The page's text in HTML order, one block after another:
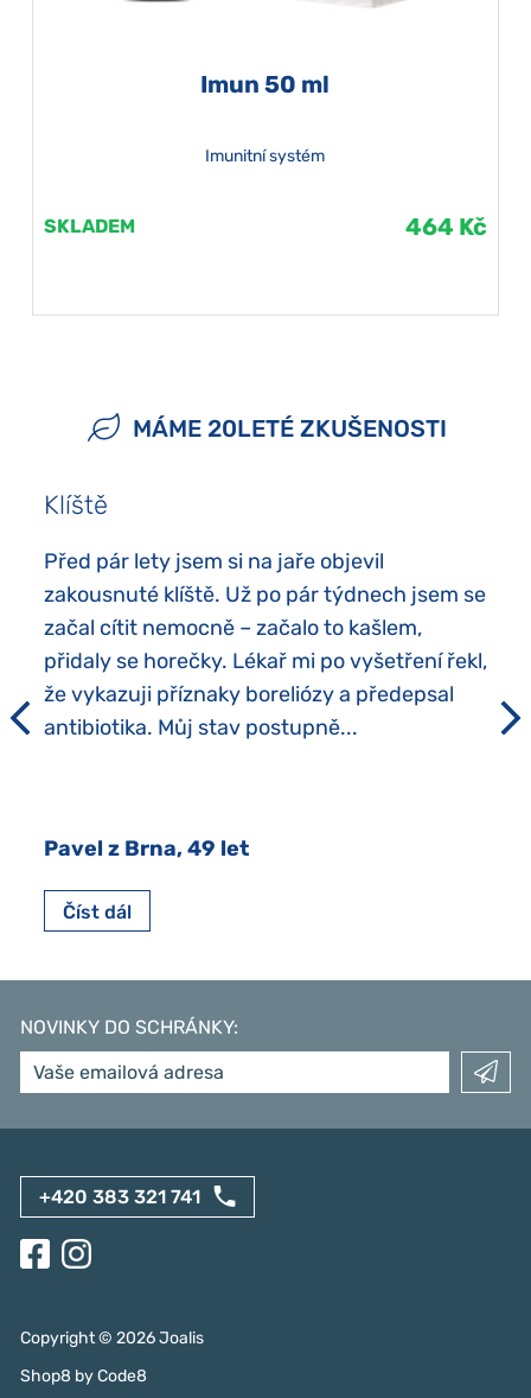
Imun 50 ml
Imunitní systém
SKLADEM 464 Kč
MÁME 20LETÉ ZKUŠENOSTI
Klíště
Před pár lety jsem si na jaře objevil
zakousnuté klíště. Už po pár týdnech jsem se
začal cítit nemocně – začalo to kašlem,
přidaly se horečky. Lékař mi po vyšetření řekl,
že vykazuji příznaky boreliózy a předepsal
antibiotika. Můj stav postupně...
Pavel z Brna, 49 let
Číst dál
NOVINKY DO SCHRÁNKY:
+420 383 321 741
Copyright © 2026Joalis
Shop8 byCode8